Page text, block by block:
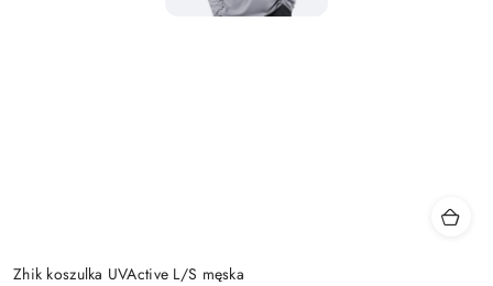
Zhik koszulka UVActive L/S męska